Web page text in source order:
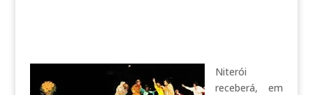
Niterói
receberá, em